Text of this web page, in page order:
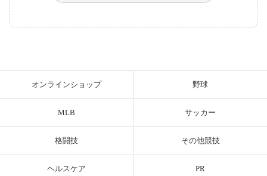
オンラインショップ 野球
MLB サッカー
格闘技 その他競技
ヘルスケア PR